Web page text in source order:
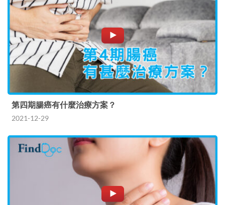
第四期腸癌有什麼治療方案？
2021-12-29